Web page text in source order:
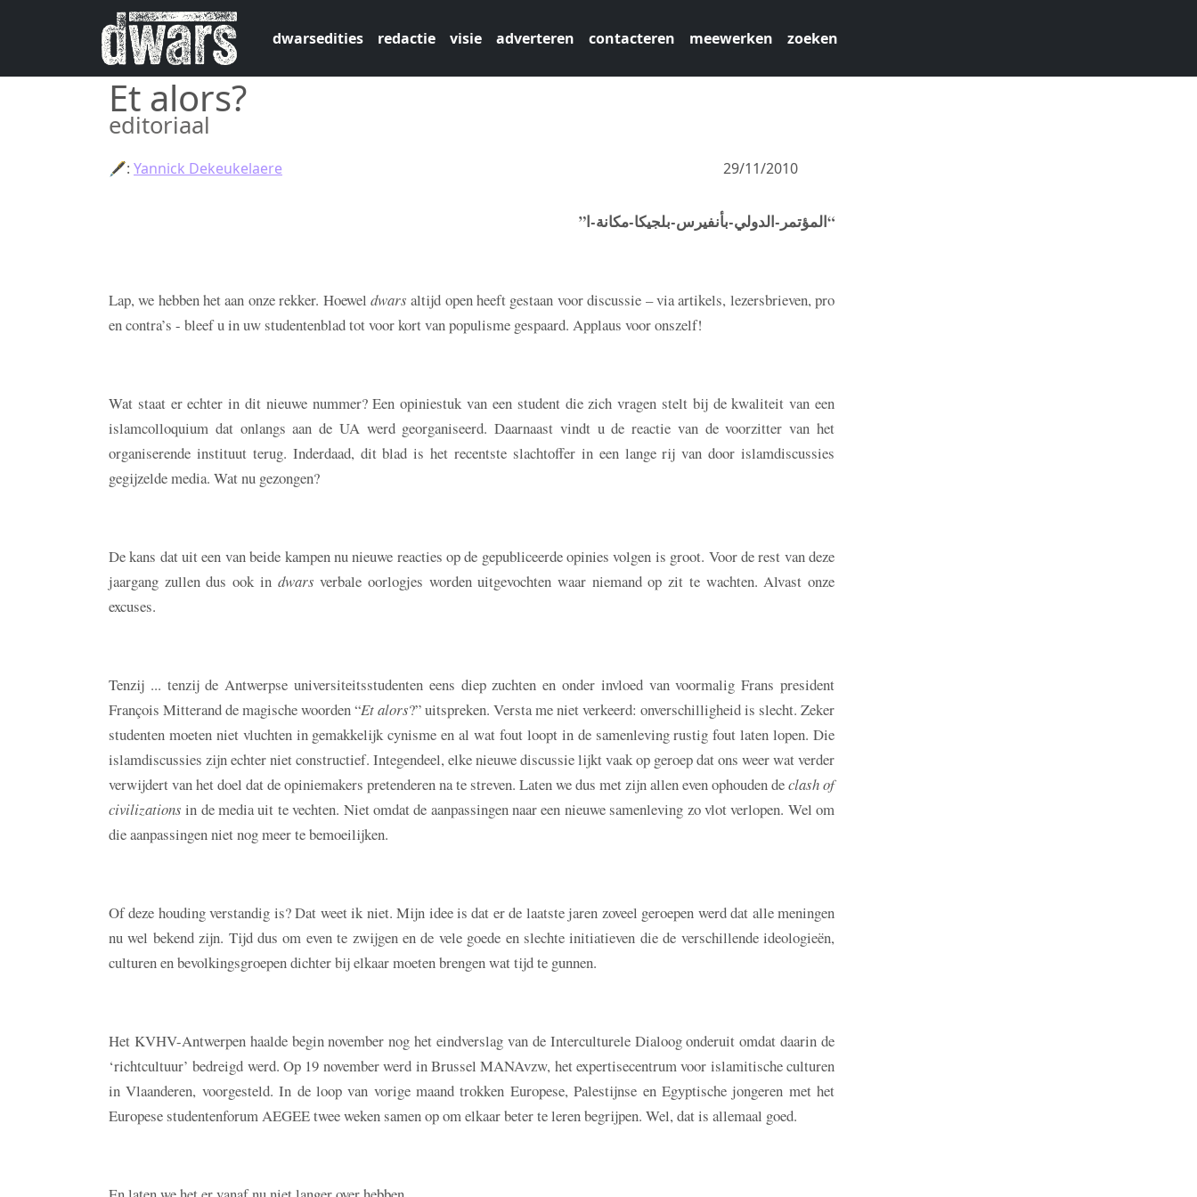
Overslaan en naar de inhoud gaan
dwarsedities
redactie visie adverteren contacteren meewerken zoeken
Et alors?
editoriaal
29/11/2010
🖋: Yannick Dekeukelaere
“المؤتمر-الدولي-بأنفيرس-بلجيكا-مكانة-ا”
Lap, we hebben het aan onze rekker. Hoewel dwars altijd open heeft gestaan voor discussie – via artikels, lezersbrieven, pro
en contra’s - bleef u in uw studentenblad tot voor kort van populisme gespaard. Applaus voor onszelf!
Wat staat er echter in dit nieuwe nummer? Een opiniestuk van een student die zich vragen stelt bij de kwaliteit van een
islamcolloquium dat onlangs aan de UA werd georganiseerd. Daarnaast vindt u de reactie van de voorzitter van het
organiserende instituut terug. Inderdaad, dit blad is het recentste slachtoffer in een lange rij van door islamdiscussies
gegijzelde media. Wat nu gezongen?
De kans dat uit een van beide kampen nu nieuwe reacties op de gepubliceerde opinies volgen is groot. Voor de rest van deze
jaargang zullen dus ook in dwars verbale oorlogjes worden uitgevochten waar niemand op zit te wachten. Alvast onze
excuses.
Tenzij ... tenzij de Antwerpse universiteitsstudenten eens diep zuchten en onder invloed van voormalig Frans president
François Mitterand de magische woorden “Et alors?” uitspreken. Versta me niet verkeerd: onverschilligheid is slecht. Zeker
studenten moeten niet vluchten in gemakkelijk cynisme en al wat fout loopt in de samenleving rustig fout laten lopen. Die
islamdiscussies zijn echter niet constructief. Integendeel, elke nieuwe discussie lijkt vaak op geroep dat ons weer wat verder
verwijdert van het doel dat de opiniemakers pretenderen na te streven. Laten we dus met zijn allen even ophouden declash of
civilizations in de media uit te vechten. Niet omdat de aanpassingen naar een nieuwe samenleving zo vlot verlopen. Wel om
die aanpassingen niet nog meer te bemoeilijken.
Of deze houding verstandig is? Dat weet ik niet. Mijn idee is dat er de laatste jaren zoveel geroepen werd dat alle meningen
nu wel bekend zijn. Tijd dus om even te zwijgen en de vele goede en slechte initiatieven die de verschillende ideologieën,
culturen en bevolkingsgroepen dichter bij elkaar moeten brengen wat tijd te gunnen.
Het KVHV-Antwerpen haalde begin november nog het eindverslag van de Interculturele Dialoog onderuit omdat daarin de
‘richtcultuur’ bedreigd werd. Op 19 november werd in Brussel MANAvzw, het expertisecentrum voor islamitische culturen
in Vlaanderen, voorgesteld. In de loop van vorige maand trokken Europese, Palestijnse en Egyptische jongeren met het
Europese studentenforum AEGEE twee weken samen op om elkaar beter te leren begrijpen. Wel, dat is allemaal goed.